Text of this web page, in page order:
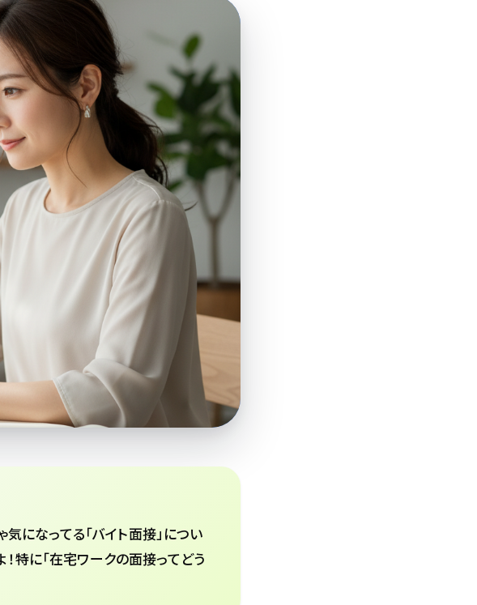
になってる「バイト面接」につい
特に「在宅ワークの面接ってどう